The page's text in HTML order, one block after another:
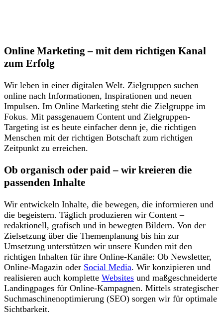
Online Marketing – mit dem richtigen Kanal
zum Erfolg
Wir leben in einer digitalen Welt. Zielgruppen suchen
online nach Informationen, Inspirationen und neuen
Impulsen. Im Online Marketing steht die Zielgruppe im
Fokus. Mit passgenauem Content und Zielgruppen-
Targeting ist es heute einfacher denn je, die richtigen
Menschen mit der richtigen Botschaft zum richtigen
Zeitpunkt zu erreichen.
Ob organisch oder paid – wir kreieren die
passenden Inhalte
Wir entwickeln Inhalte, die bewegen, die informieren und
die begeistern. Täglich produzieren wir Content –
redaktionell, grafisch und in bewegten Bildern. Von der
Zielsetzung über die Themenplanung bis hin zur
Umsetzung unterstützen wir unsere Kunden mit den
richtigen Inhalten für ihre Online-Kanäle: Ob Newsletter,
Online-Magazin oder Social Media. Wir konzipieren und
realisieren auch komplette Websites und maßgeschneiderte
Landingpages für Online-Kampagnen. Mittels strategischer
Suchmaschinenoptimierung (SEO) sorgen wir für optimale
Sichtbarkeit.